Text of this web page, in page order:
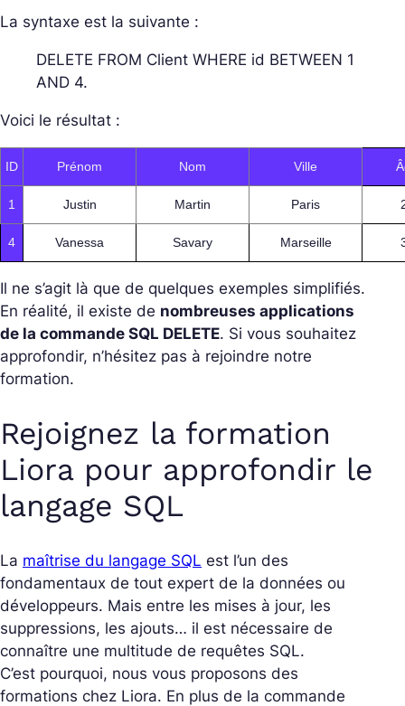
La syntaxe est la suivante :
DELETE FROM Client WHERE id BETWEEN 1
AND 4.
Voici le résultat :
ID Prénom Nom Ville
1 Justin Martin Paris
4 Vanessa Savary Marseille
Il ne s’agit là que de quelques exemples simplifiés.
En réalité, il existe de nombreuses applications
de la commande SQL DELETE. Si vous souhaitez
approfondir, n’hésitez pas à rejoindre notre
formation.
Rejoignez la formation
Liora pour approfondir le
langage SQL
La maîtrise du langage SQL est l’un des
fondamentaux de tout expert de la données ou
développeurs. Mais entre les mises à jour, les
suppressions, les ajouts… il est nécessaire de
connaître une multitude de requêtes SQL.
C’est pourquoi, nous vous proposons des
formations chez Liora. En plus de la commande